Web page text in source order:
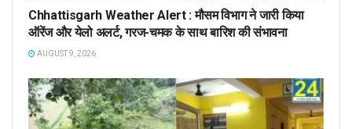
Chhattisgarh Weather Alert : मौसम विभाग ने जारी किया
ऑरेंज और येलो अलर्ट, गरज-चमक के साथ बारिश की संभावना
AUGUST 9, 2026